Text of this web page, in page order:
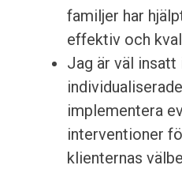
familjer har
effektiv och
Jag är väl insatt
implementera
interventioner
klienternas